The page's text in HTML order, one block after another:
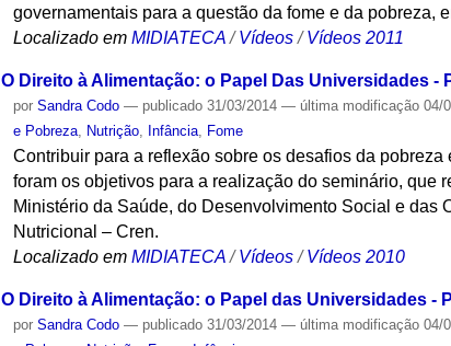
governamentais para a questão da fome e da pobreza,
Localizado em MIDIATECA /Vídeos /Vídeos 2011
O Direito à Alimentação: o Papel Das Universidades -
porSandra Codo — publicado 31/03/2014— última modificação 04/
e Pobreza, Nutrição, Infância, Fome
Contribuir para a reflexão sobre os desafios da
foram os objetivos para a realização do seminário, que
Ministério da Saúde, do Desenvolvimento Social e das
Nutricional – Cren.
Localizado em MIDIATECA /Vídeos /Vídeos 2010
O Direito à Alimentação: o Papel das Universidades -
porSandra Codo — publicado 31/03/2014— última modificação 04/